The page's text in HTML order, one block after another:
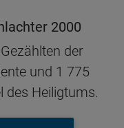
2000
der
und 1 775
des Heiligtums.